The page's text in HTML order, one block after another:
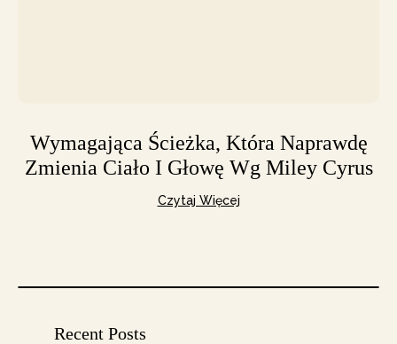
Wymagająca Ścieżka, Która Naprawdę
Zmienia Ciało I Głowę Wg Miley Cyrus
Czytaj Więcej
Recent Posts